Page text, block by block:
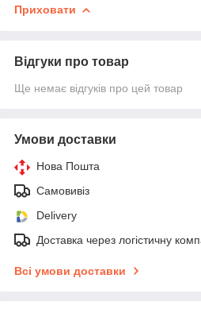
Приховати
Відгуки про товар
Ще немає відгуків про цей товар
Умови доставки
Нова Пошта
Самовивіз
Delivery
Доставка через логістичну
Всі умови доставки